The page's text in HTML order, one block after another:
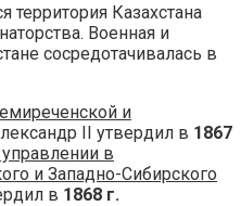
территория Казахстана
Военная и
сосредотачивалась в
и
II утвердил в 1867
в
и Западно-Сибирского
в 1868 г.